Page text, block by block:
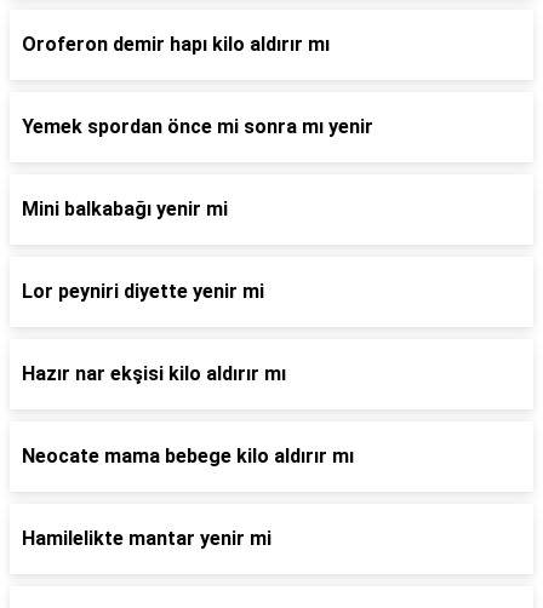
Oroferon demir hapı kilo aldırır mı
Yemek spordan önce mi sonra mı yenir
Mini balkabağı yenir mi
Lor peyniri diyette yenir mi
Hazır nar ekşisi kilo aldırır mı
Neocate mama bebege kilo aldırır mı
Hamilelikte mantar yenir mi